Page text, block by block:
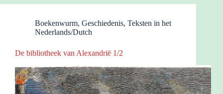
Boekenwurm, Geschiedenis, Teksten in het
Nederlands/Dutch
De bibliotheek van Alexandrië 1/2